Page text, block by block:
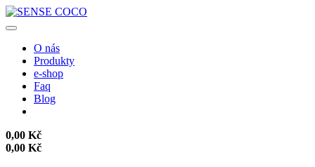
O nás
Produkty
e-shop
Faq
Blog
0,00 Kč
0,00 Kč